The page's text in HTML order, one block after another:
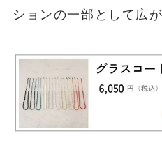
ションの一部として広